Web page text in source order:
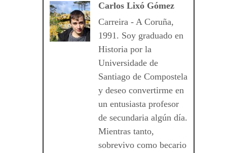
Carlos Lixó Gómez
Carreira - A Coruña,
1991. Soy graduado en
Historia por la
Universidade de
Santiago de Compostela
y deseo convertirme en
un entusiasta profesor
de secundaria algún día.
Mientras tanto,
sobrevivo como becario